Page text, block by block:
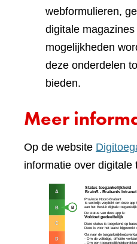
webformulieren,
digitale
mogelijkheden
deze onderdelen
bieden.
Meer
Op de website
informatie over digitale